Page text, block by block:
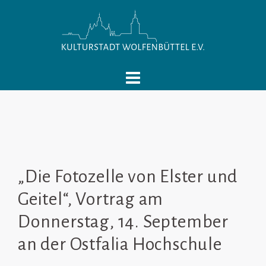
„Die Fotozelle von Elster und
Geitel“, Vortrag am
Donnerstag, 14. September
an der Ostfalia Hochschule